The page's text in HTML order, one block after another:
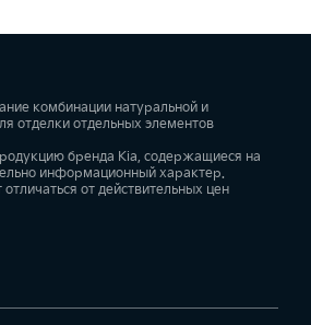
комбинации натуральной и
отделки отдельных элементов
бренда Kia, содержащиеся на
информационный характер.
от действительных цен